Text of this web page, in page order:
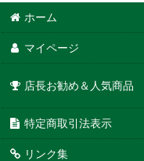
ホーム
マイページ
店長お勧め＆人気商品
特定商取引法表示
リンク集